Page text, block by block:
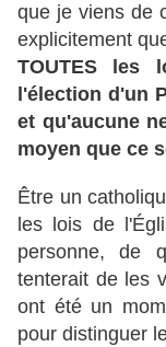
que je viens de
explicitement
TOUTES les
l'élection d'un
et qu'aucune
moyen que ce
Être un
les lois de
personne, de
tenterait de les
ont été un
pour distinguer